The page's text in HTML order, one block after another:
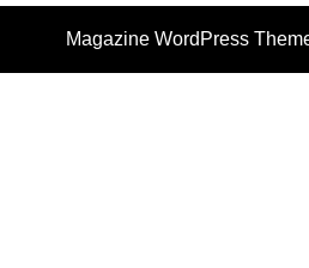
Magazine WordPress